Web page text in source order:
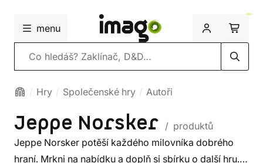
menu
Vyhledávání
Hry Společenské hry Autoři
Jeppe Norsker / produktů
Jeppe Norsker potěší každého milovníka dobrého
hraní. Mrkni na nabídku a doplň si sbírku o další hru.